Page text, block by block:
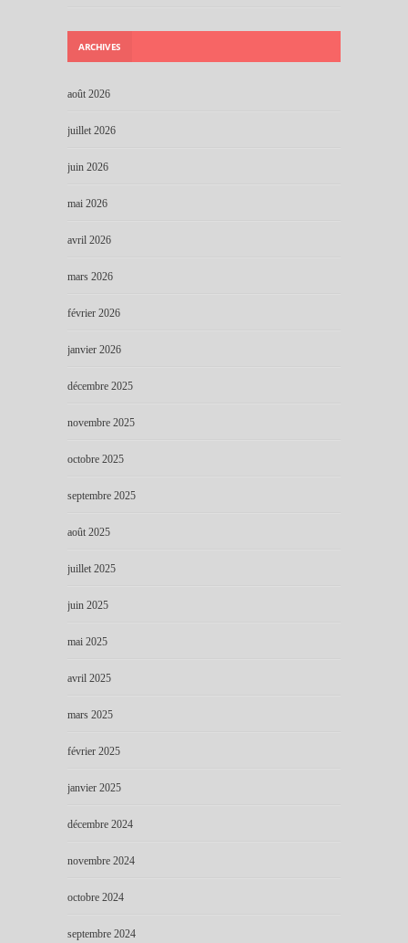
ARCHIVES
août 2026
juillet 2026
juin 2026
mai 2026
avril 2026
mars 2026
février 2026
janvier 2026
décembre 2025
novembre 2025
octobre 2025
septembre 2025
août 2025
juillet 2025
juin 2025
mai 2025
avril 2025
mars 2025
février 2025
janvier 2025
décembre 2024
novembre 2024
octobre 2024
septembre 2024